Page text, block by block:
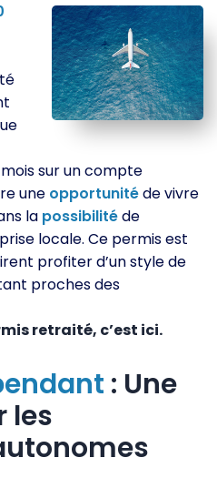
sur un compte
une opportunitéde vivre
la possibilitéde
locale. Ce permis est
profiter d’un style de
proches des
retraité, c’est ici.
: Une
les